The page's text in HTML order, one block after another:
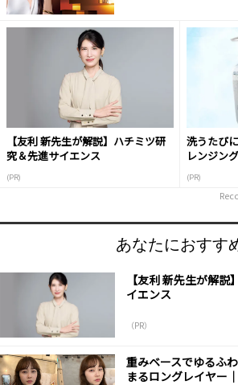
【友利 新先生が解説】ハチミツ研
究＆先進サイエンス
(PR)
洗うたび
レンジング
(PR)
あなたにおすす
【友利 新先生が解
イエンス
（PR）
重みベースでゆるふ
まるロングレイヤー